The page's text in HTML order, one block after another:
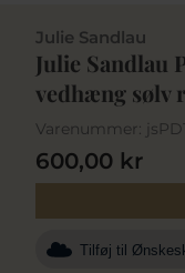
Julie Sandlau
Julie Sandlau
vedhæng sølv
Varenummer:
600,00 kr
Tilføj til